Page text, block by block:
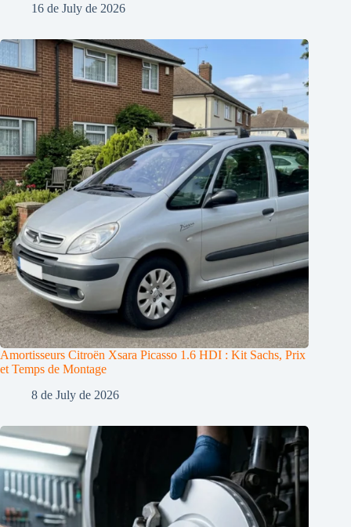
16 de July de 2026
Amortisseurs Citroën Xsara Picasso 1.6 HDI : Kit Sachs, Prix
et Temps de Montage
8 de July de 2026